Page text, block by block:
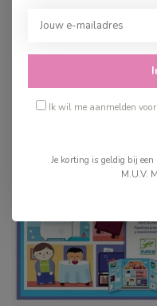
Op voorraad
Recent bekeken
Ik wil me aanmelden
Je korting is geldig bij
M.U.V.